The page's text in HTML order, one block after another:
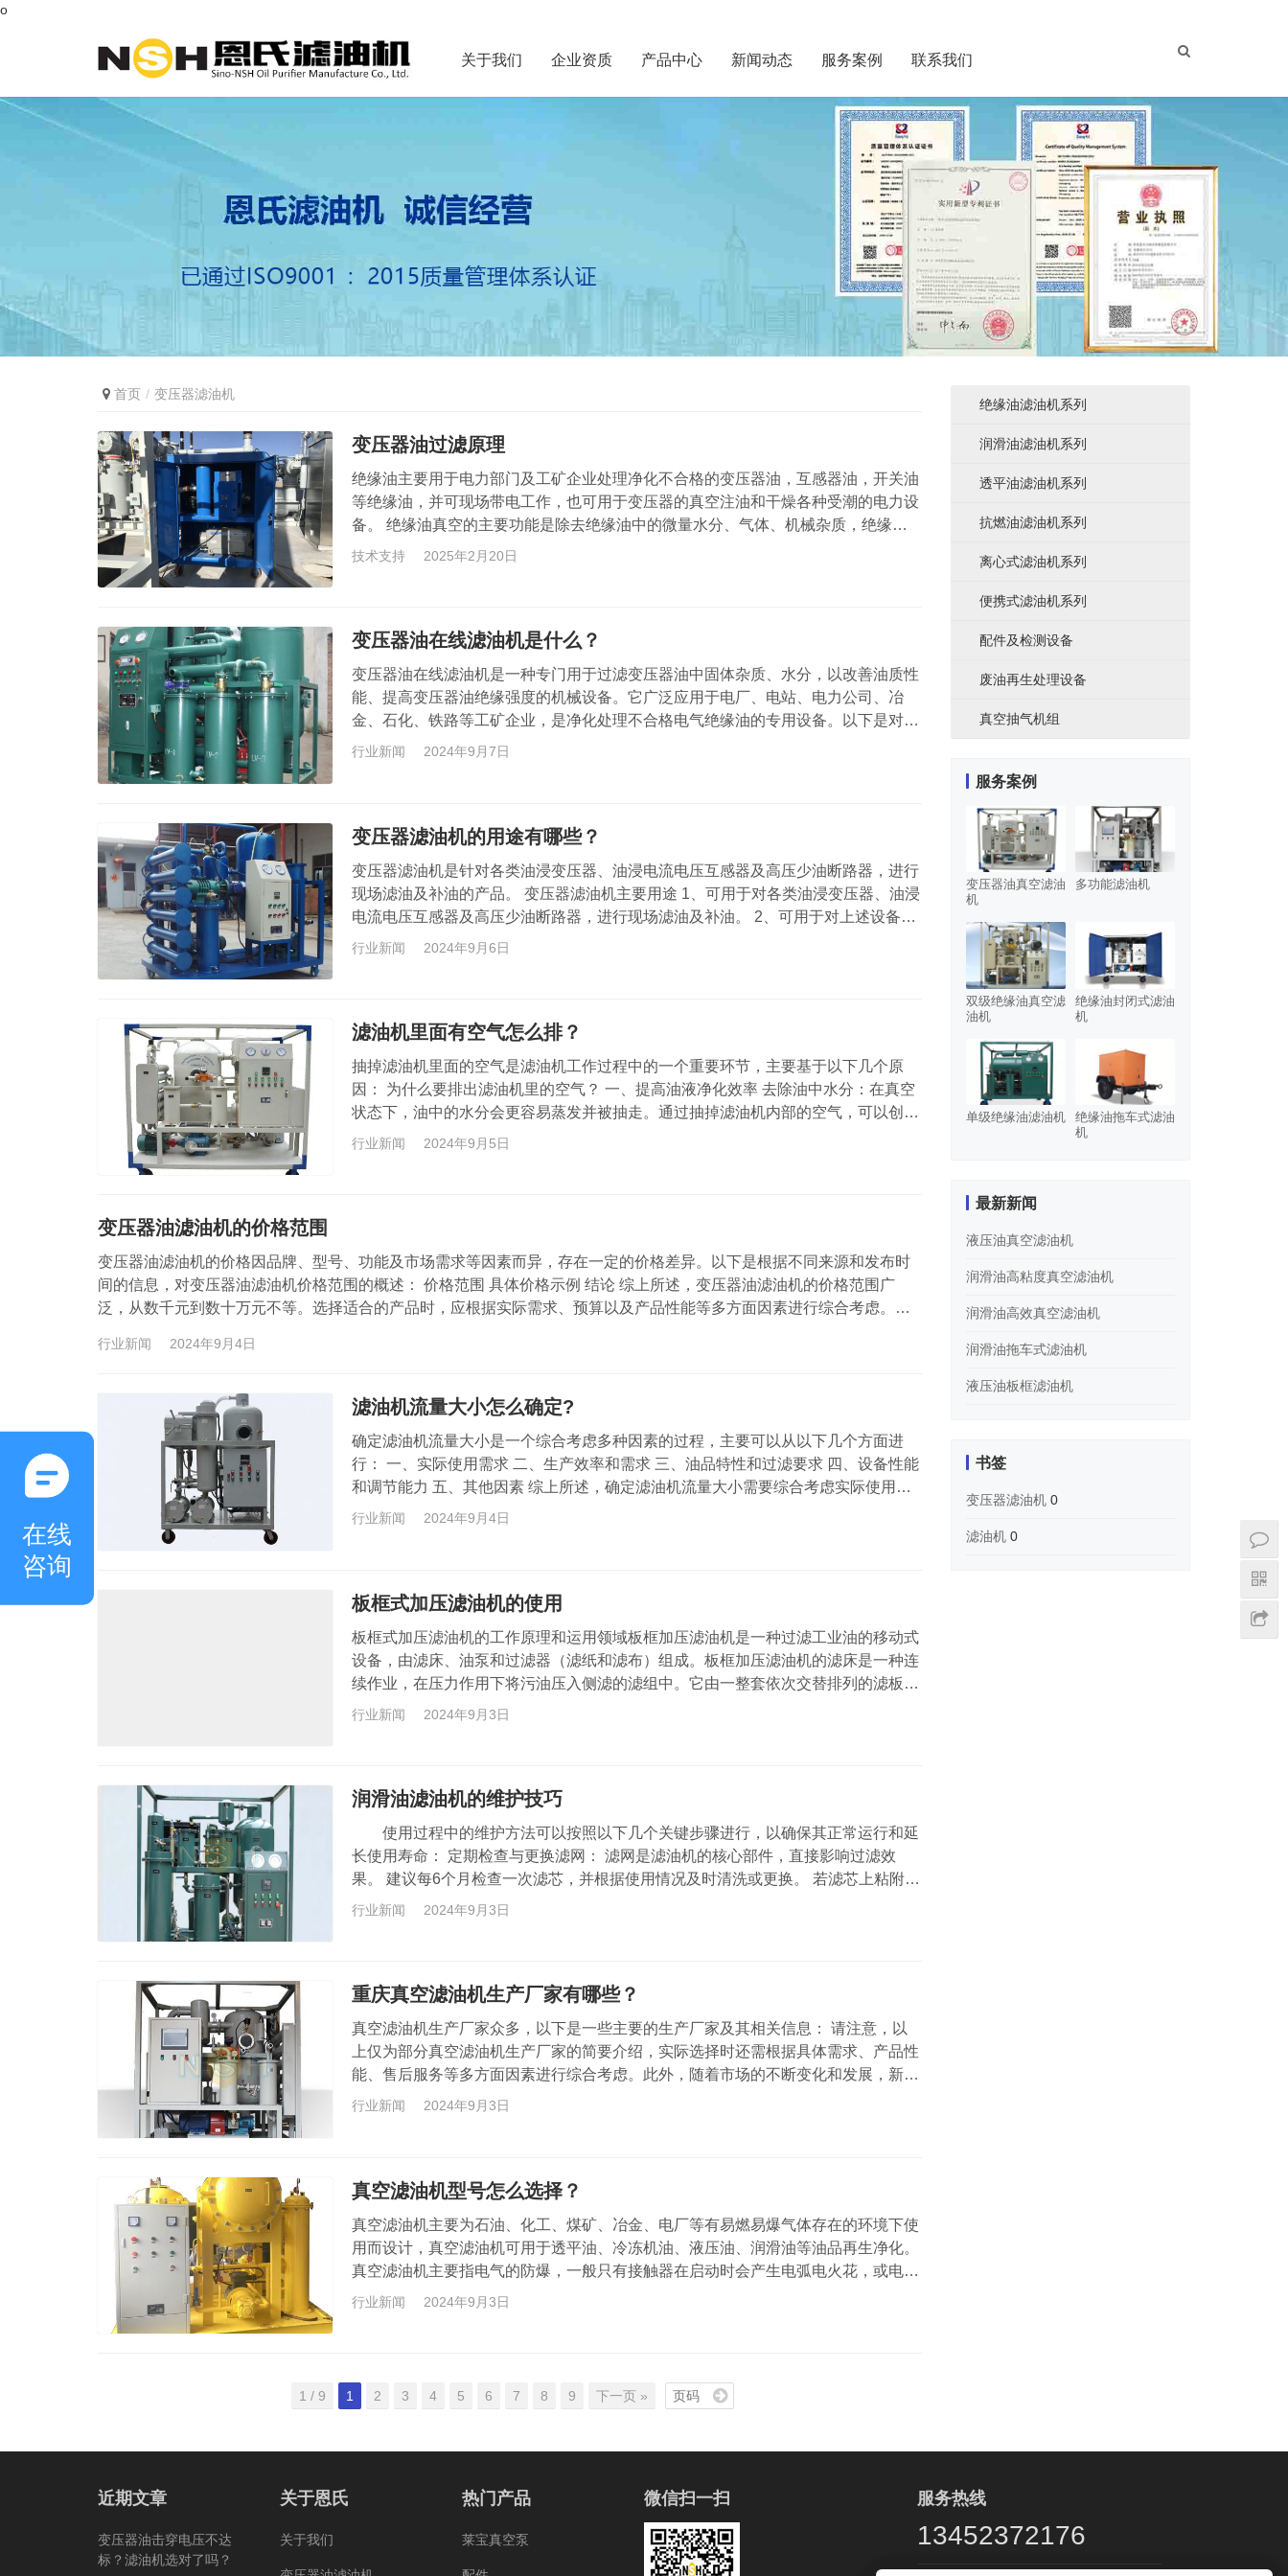
o
关于我们 企业资质 产品中心 新闻动态 服务案例 联系我们
首页 变压器滤油机
变压器油过滤原理
绝缘油主要用于电力部门及工矿企业处理净化不合格的变压器油，互感器油，开关油
等绝缘油，并可现场带电工作，也可用于变压器的真空注油和干燥各种受潮的电力设
备。 绝缘油真空的主要功能是除去绝缘油中的微量水分、气体、机械杂质，绝缘油
的特性目标，绝缘油真空集真空闪蒸枯燥技能及“分层渐密”高效精密过滤技能于一
技术支持 2025年2月20日
变压器油在线滤油机是什么？
变压器油在线滤油机是一种专门用于过滤变压器油中固体杂质、水分，以改善油质性
能、提高变压器油绝缘强度的机械设备。它广泛应用于电厂、电站、电力公司、冶
金、石化、铁路等工矿企业，是净化处理不合格电气绝缘油的专用设备。以下是对变
压器油在线滤油机的详细介绍： 一、功能与应用 主要功能：过滤油中固体杂质、水
行业新闻 2024年9月7日
变压器滤油机的用途有哪些？
变压器滤油机是针对各类油浸变压器、油浸电流电压互感器及高压少油断路器，进行
现场滤油及补油的产品。 变压器滤油机主要用途 1、可用于对各类油浸变压器、油浸
电流电压互感器及高压少油断路器，进行现场滤油及补油。 2、可用于对上述设备进
行现场热油循环干燥，尤其是对油浸电流、电压互感器及高压少油断路器的现场热油
行业新闻 2024年9月6日
滤油机里面有空气怎么排？
抽掉滤油机里面的空气是滤油机工作过程中的一个重要环节，主要基于以下几个原
因： 为什么要排出滤油机里的空气？ 一、提高油液净化效率 去除油中水分：在真空
状态下，油中的水分会更容易蒸发并被抽走。通过抽掉滤油机内部的空气，可以创造
一个低湿度的环境，有利于油中水分的去除。 去除气体和空气：油液中可能含有溶
行业新闻 2024年9月5日
变压器油滤油机的价格范围
变压器油滤油机的价格因品牌、型号、功能及市场需求等因素而异，存在一定的价格差异。以下是根据不同来源和发布时
间的信息，对变压器油滤油机价格范围的概述： 价格范围 具体价格示例 结论 综上所述，变压器油滤油机的价格范围广
泛，从数千元到数十万元不等。选择适合的产品时，应根据实际需求、预算以及产品性能等多方面因素进行综合考虑。同
行业新闻 2024年9月4日
滤油机流量大小怎么确定?
确定滤油机流量大小是一个综合考虑多种因素的过程，主要可以从以下几个方面进
行： 一、实际使用需求 二、生产效率和需求 三、油品特性和过滤要求 四、设备性能
和调节能力 五、其他因素 综上所述，确定滤油机流量大小需要综合考虑实际使用需
求、生产效率和需求、油品特性和过滤要求、设备性能和调节能力以及其他因素。在
行业新闻 2024年9月4日
板框式加压滤油机的使用
板框式加压滤油机的工作原理和运用领域板框加压滤油机是一种过滤工业油的移动式
设备，由滤床、油泵和过滤器（滤纸和滤布）组成。板框加压滤油机的滤床是一种连
续作业，在压力作用下将污油压入侧滤的滤组中。它由一整套依次交替排列的滤板和
滤框以及包括手动螺旋压榨设备和压榨板在内的组织组成。滤板和滤框的侧面支撑在
行业新闻 2024年9月3日
润滑油滤油机的维护技巧
使用过程中的维护方法可以按照以下几个关键步骤进行，以确保其正常运行和延
长使用寿命： 定期检查与更换滤网： 滤网是滤油机的核心部件，直接影响过滤效
果。 建议每6个月检查一次滤芯，并根据使用情况及时清洗或更换。 若滤芯上粘附大
量机械杂质，将影响过滤效果，长期不清洗会增加压力。 定期清洗滤油机： 在使用
行业新闻 2024年9月3日
重庆真空滤油机生产厂家有哪些？
真空滤油机生产厂家众多，以下是一些主要的生产厂家及其相关信息： 请注意，以
上仅为部分真空滤油机生产厂家的简要介绍，实际选择时还需根据具体需求、产品性
能、售后服务等多方面因素进行综合考虑。此外，随着市场的不断变化和发展，新的
生产厂家和品牌也在不断涌现，建议用户在购买前进行充分的市场调研和比较。
行业新闻 2024年9月3日
真空滤油机型号怎么选择？
真空滤油机主要为石油、化工、煤矿、冶金、电厂等有易燃易爆气体存在的环境下使
用而设计，真空滤油机可用于透平油、冷冻机油、液压油、润滑油等油品再生净化。
真空滤油机主要指电气的防爆，一般只有接触器在启动时会产生电弧电火花，或电线
接触不良也可能产生电火花，加上在易燃易爆环境中容易造成危险，所以了解防爆等
行业新闻 2024年9月3日
1 / 9 1 2 3 4 5 6 7 8 9 下一页 »
绝缘油滤油机系列
润滑油滤油机系列
透平油滤油机系列
抗燃油滤油机系列
离心式滤油机系列
便携式滤油机系列
配件及检测设备
废油再生处理设备
真空抽气机组
服务案例
变压器油真空滤油
机
多功能滤油机
双级绝缘油真空滤
油机
绝缘油封闭式滤油
机
单级绝缘油滤油机
绝缘油拖车式滤油
机
最新新闻
液压油真空滤油机
润滑油高粘度真空滤油机
润滑油高效真空滤油机
润滑油拖车式滤油机
液压油板框滤油机
书签
变压器滤油机 0
滤油机 0
近期文章
变压器油击穿电压不达
标？滤油机选对了吗？
关于恩氏
关于我们
热门产品
莱宝真空泵
微信扫一扫 服务热线
13452372176
在线
咨询